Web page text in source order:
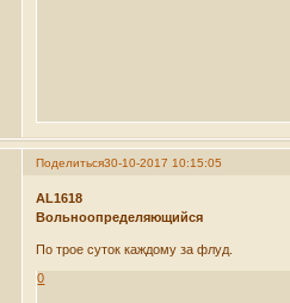
Поделиться30-10-2017 10:15:05
AL1618
Вольноопределяющийся
По трое суток каждому за флуд.
0